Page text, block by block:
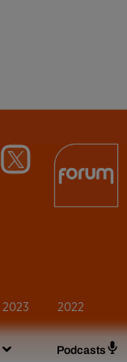
Podcasts
2023 2022